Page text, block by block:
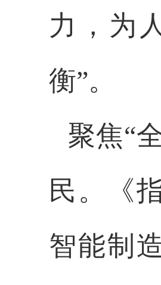
力，为
衡”。
聚焦“
民。《
智能制